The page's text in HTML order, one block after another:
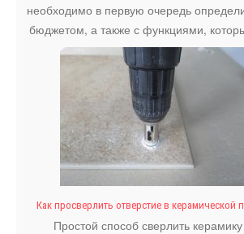
необходимо в первую очередь
бюджетом, а также с функциями,
должна выполнять.
Как просверлить отверстие в керамической
Простой способ сверлить